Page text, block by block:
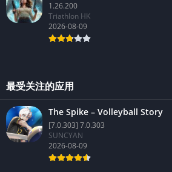
1.26.200
Triathlon HK
2026-08-09
最受关注的应用
The Spike – Volleyball Story
[7.0.303] 7.0.303
SUNCYAN
2026-08-09